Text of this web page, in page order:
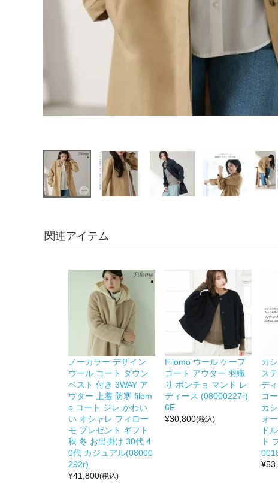
関連アイテム
ノーカラー デザイン
ウール コート ダウン
ベスト 付き 3WAY ア
ウター 上着 防寒 filom
o コート ジレ かわい
い オシャレ フィロー
モ プレゼント ギフト
秋 冬 お出掛け 30代 4
0代 カジュアル(08000
292r)
¥41,800(税込)
Filomo ウール ケープ
コート アウター 羽織
り ポンチョ マント レ
ディース (08000227r)
6F
¥30,800(税込)
カ
ス
デ
コ
カ
ォ
ド
ト
¥